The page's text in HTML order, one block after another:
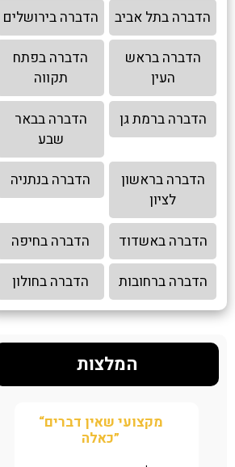
הדברה בתל אביב הדברה בירושלים
הדברה בראש
העין
הדברה בפתח
תקווה
הדברה ברמת גן
הדברה בבאר
שבע
הדברה בראשון
לציון
הדברה בנתניה
הדברה באשדוד הדברה בחיפה
הדברה ברחובות הדברה בחולון
המלצות
“מקצועי שאין דברים
כאלה”